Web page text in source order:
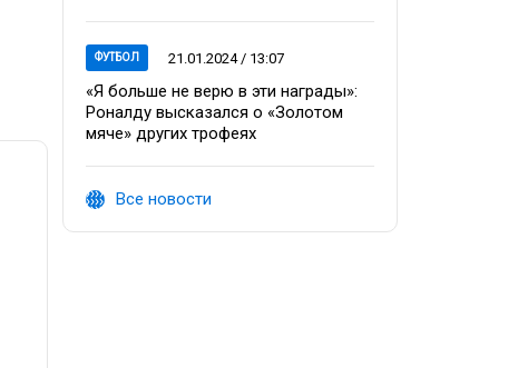
ФУТБОЛ 21.01.2024 / 13:07
«Я больше не верю в эти награды»:
Роналду высказался о «Золотом
мяче» других трофеях
Все новости